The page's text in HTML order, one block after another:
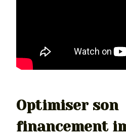
Optimiser son
financement